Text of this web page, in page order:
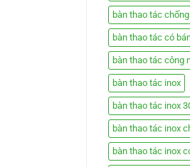
bàn thao tác
bàn thao tác có
bàn thao tác công
bàn thao tác inox
bàn thao tác inox
bàn thao tác inox
bàn thao tác inox